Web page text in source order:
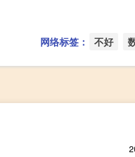
网络标签： 不好